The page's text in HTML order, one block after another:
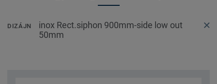
DIZÁJN
inox Rect.siphon 900mm-side low out
50mm